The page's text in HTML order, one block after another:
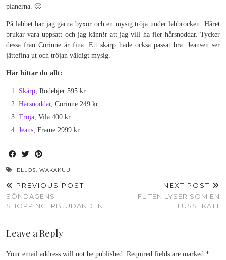
planerna. 🙂
På labbet har jag gärna byxor och en mysig tröja under labbrocken. Håret
brukar vara uppsatt och jag känn!r att jag vill ha fler hårsnoddar. Tycker
dessa från Corinne är fina. Ett skärp hade också passat bra. Jeansen ser
jättefina ut och tröjan väldigt mysig.
Här hittar du allt:
Skärp , Rodebjer 595 kr
Hårsnoddar, Corinne 249 kr
Tröja , Vila 400 kr
Jeans , Frame 2999 kr
ELLOS WAKAKUU
PREVIOUS POST
SÖNDAGENS
SHOPPINGERBJUDANDEN!
NEXT POST
FLITEN LYSER SOM EN
LUSSEKATT
Leave a Reply
Your email address will not be published. Required fields are marked *